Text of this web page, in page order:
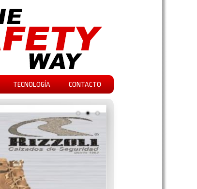
TECNOLOGÍA CONTACTO